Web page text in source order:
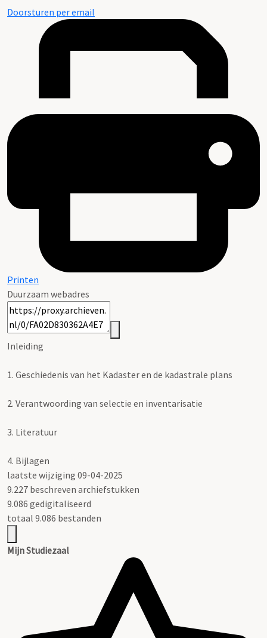
Doorsturen per email
Printen
Duurzaam webadres
Inleiding
1. Geschiedenis van het Kadaster en de kadastrale plans
2. Verantwoording van selectie en inventarisatie
3. Literatuur
4. Bijlagen
laatste wijziging 09-04-2025
9.227 beschreven archiefstukken
9.086 gedigitaliseerd
totaal 9.086 bestanden
Mijn Studiezaal